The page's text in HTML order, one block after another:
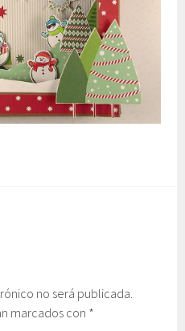
no será publicada.
marcados con *